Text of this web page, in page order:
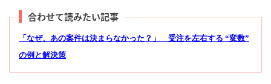
合わせて読みたい記事
「なぜ、あの案件は決まらなかった？」 受注を左右する “変数”
の例と解決策